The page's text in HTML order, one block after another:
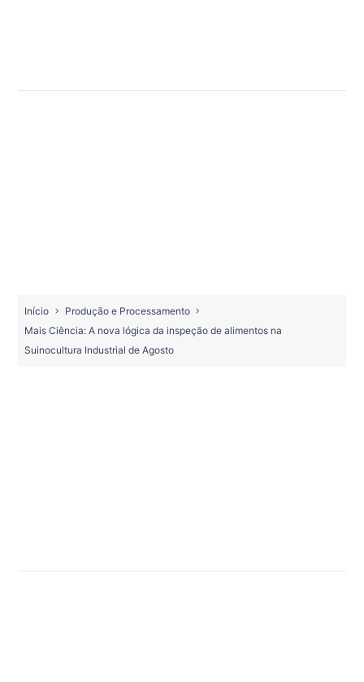
Início
Produção e Processamento
Mais Ciência: A nova lógica da inspeção de alimentos na
Suinocultura Industrial de Agosto